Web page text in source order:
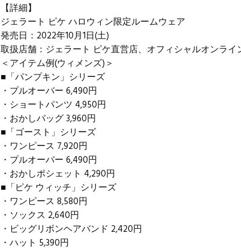
【詳細】
ジェラート ピケ ハロウィン限定ルームウェア
発売日：2022年10月1日(土)
取扱店舗： ジェラート ピケ直営店、オフィシャルオンライ
＜アイテム例(ウィメンズ)＞
■「パンプキン」シリーズ
・プルオーバー 6,490円
・ショートパンツ 4,950円
・おかしバッグ 3,960円
■「ゴースト」シリーズ
・ワンピース 7,920円
・プルオーバー 6,490円
・おかしポシェット 4,290円
■「ピケ ウィッチ」シリーズ
・ワンピース 8,580円
・ソックス 2,640円
・ビッグリボンヘアバンド 2,420円
・ハット 5,390円